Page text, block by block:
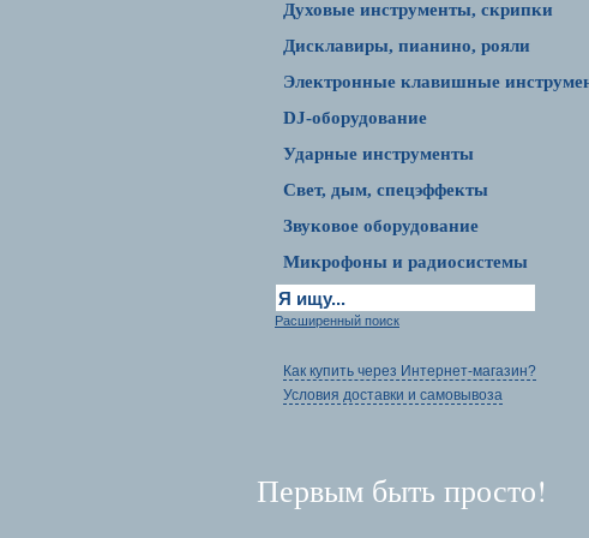
Духовые инструменты, скрипки
Дисклавиры, пианино, рояли
Электронные клавишные
DJ-оборудование
Ударные инструменты
Свет, дым, спецэффекты
Звуковое оборудование
Микрофоны и радиосистемы
Расширенный поиск
Как купить через Интернет-магазин?
Условия доставки и самовывоза
Первым быть просто!